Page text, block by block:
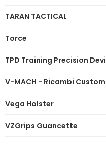
TARAN TACTICAL
Torce
TPD Training Precision
V-MACH - Ricambi
Vega Holster
VZGrips Guancette